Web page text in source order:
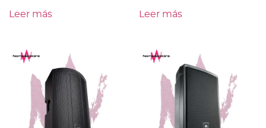
Leer más Leer más